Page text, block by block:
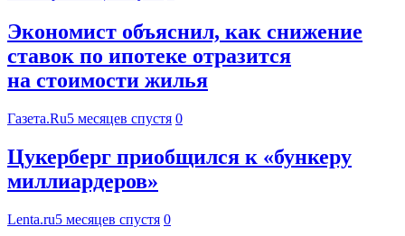
Экономист объяснил, как снижение
ставок по ипотеке отразится
на стоимости жилья
Газета.Ru5 месяцев спустя 0
Цукерберг приобщился к «бункеру
миллиардеров»
Lenta.ru5 месяцев спустя 0